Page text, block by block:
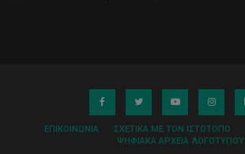
ΕΠΙΚΟΙΝΩΝΊΑ ΣΧΕΤΙΚΆ ΜΕ ΤΟΝ ΙΣΤΌΤΟΠΟ
ΨΗΦΙΑΚΆ ΑΡΧΕΊΑ ΛΟΓΌΤΥΠΟΥ